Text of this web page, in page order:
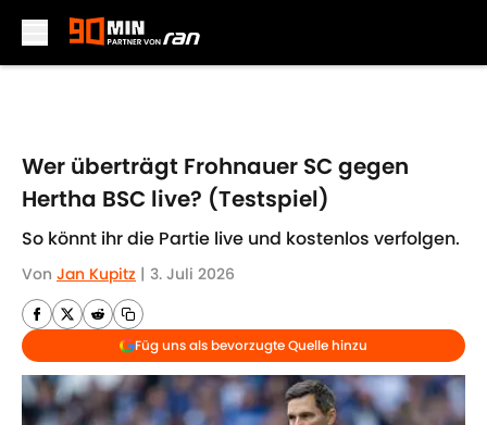
Wer überträgt Frohnauer SC gegen
Hertha BSC live? (Testspiel)
So könnt ihr die Partie live und kostenlos verfolgen.
Von Jan Kupitz | 3. Juli 2026
Füg uns als bevorzugte Quelle hinzu